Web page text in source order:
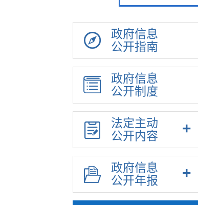
政府信息
公开指南
政府信息
公开制度
法定主动
公开内容
政府信息
公开年报